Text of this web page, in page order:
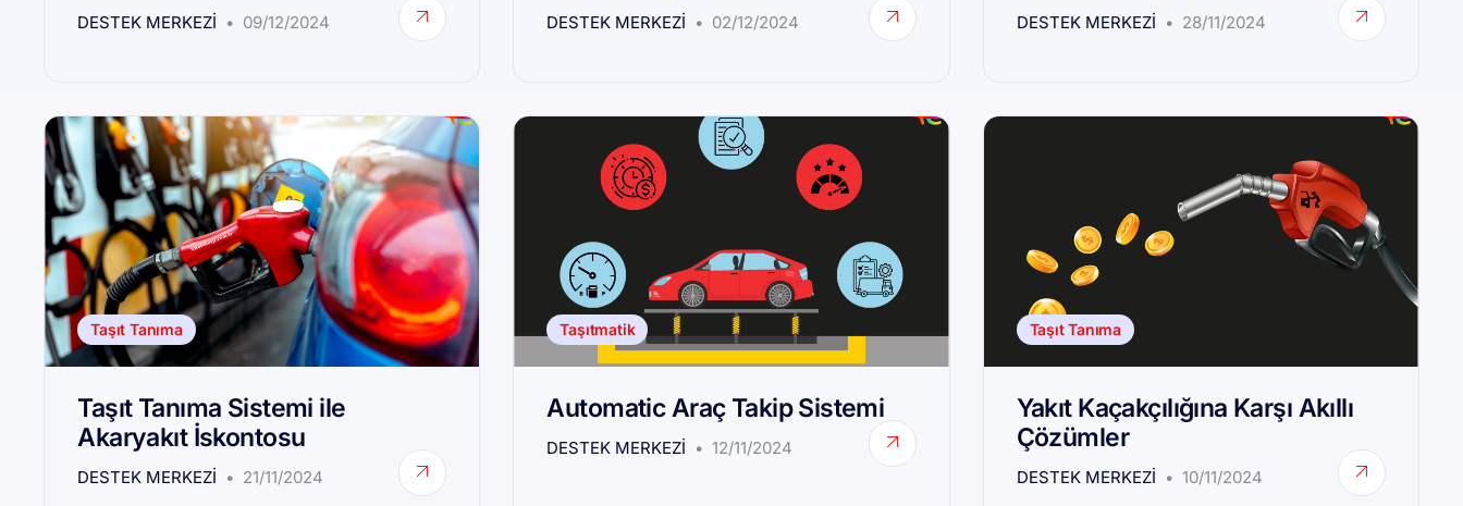
DESTEK MERKEZI 09/12/2024 DESTEK MERKEZI 02/12/2024 DESTEK MERKEZI 28/11/2024
Taşıt Tanıma
Taşıt Tanıma Sistemi ile
Akaryakıt İskontosu
DESTEK MERKEZI 21/11/2024
Taşıtmatik
Automatic Araç Takip Sistemi
DESTEK MERKEZI 12/11/2024
Taşıt Tanıma
Yakıt Kaçakçılığına Karşı Akıllı
Çözümler
DESTEK MERKEZI 10/11/2024